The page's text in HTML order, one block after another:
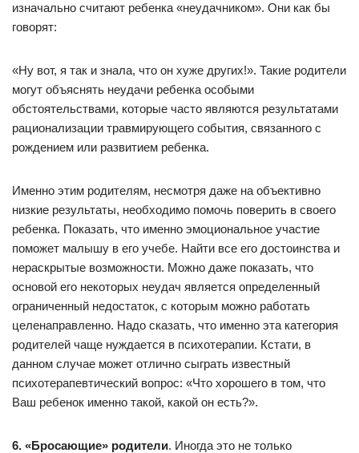
изначально считают ребенка «неудачником». Они как бы
говорят:
«Ну вот, я так и знала, что он хуже других!». Такие родители
могут объяснять неудачи ребенка особыми
обстоятельствами, которые часто являются результатами
рационализации травмирующего события, связанного с
рождением или развитием ребенка.
Именно этим родителям, несмотря даже на объективно
низкие результаты, необходимо помочь поверить в своего
ребенка. Показать, что именно эмоциональное участие
поможет малышу в его учебе. Найти все его достоинства и
нераскрытые возможности. Можно даже показать, что
основой его некоторых неудач является определенный
ограниченный недостаток, с которым можно работать
целенаправленно. Надо сказать, что именно эта категория
родителей чаще нуждается в психотерапии. Кстати, в
данном случае может отлично сыграть известный
психотерапевтический вопрос: «Что хорошего в том, что
Ваш ребенок именно такой, какой он есть?».
6. «Бросающие» родители. Иногда это не только